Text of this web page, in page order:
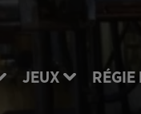
JEUX RÉGIE